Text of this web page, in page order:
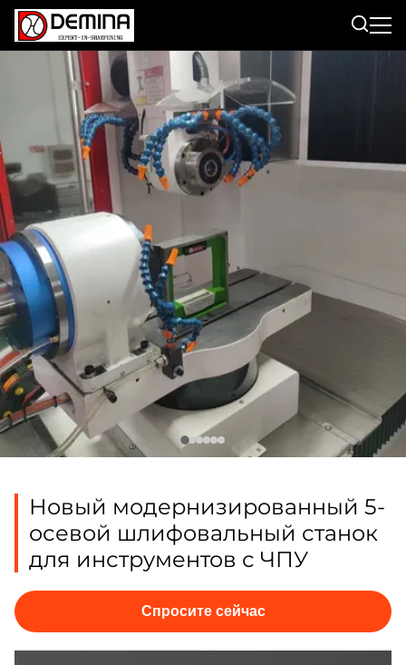
Новый модернизированный 5-
осевой шлифовальный станок
для инструментов с ЧПУ
Спросите сейчас